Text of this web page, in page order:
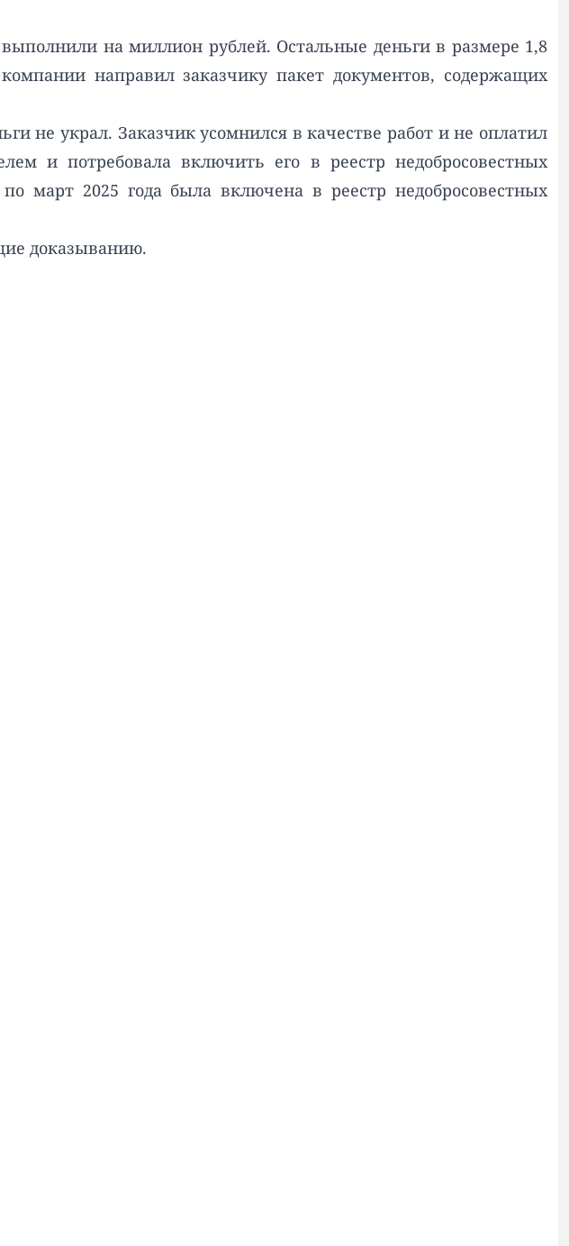
на миллион рублей. Остальные деньги в размере 1,8
направил заказчику пакет документов, содержащих
не украл. Заказчик усомнился в качестве работ и не оплатил
и потребовала включить его в реестр недобросовестных
март 2025 года была включена в реестр недобросовестных
доказыванию.